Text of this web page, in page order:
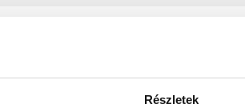
Részletek